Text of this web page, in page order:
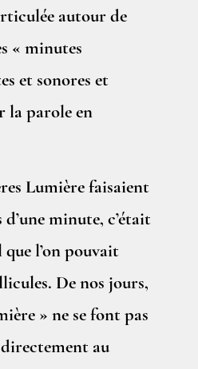
autour de
« minutes
et sonores et
la parole en
Lumière faisaient
d’une minute, c’était
l’on pouvait
De nos jours,
» ne se font pas
au